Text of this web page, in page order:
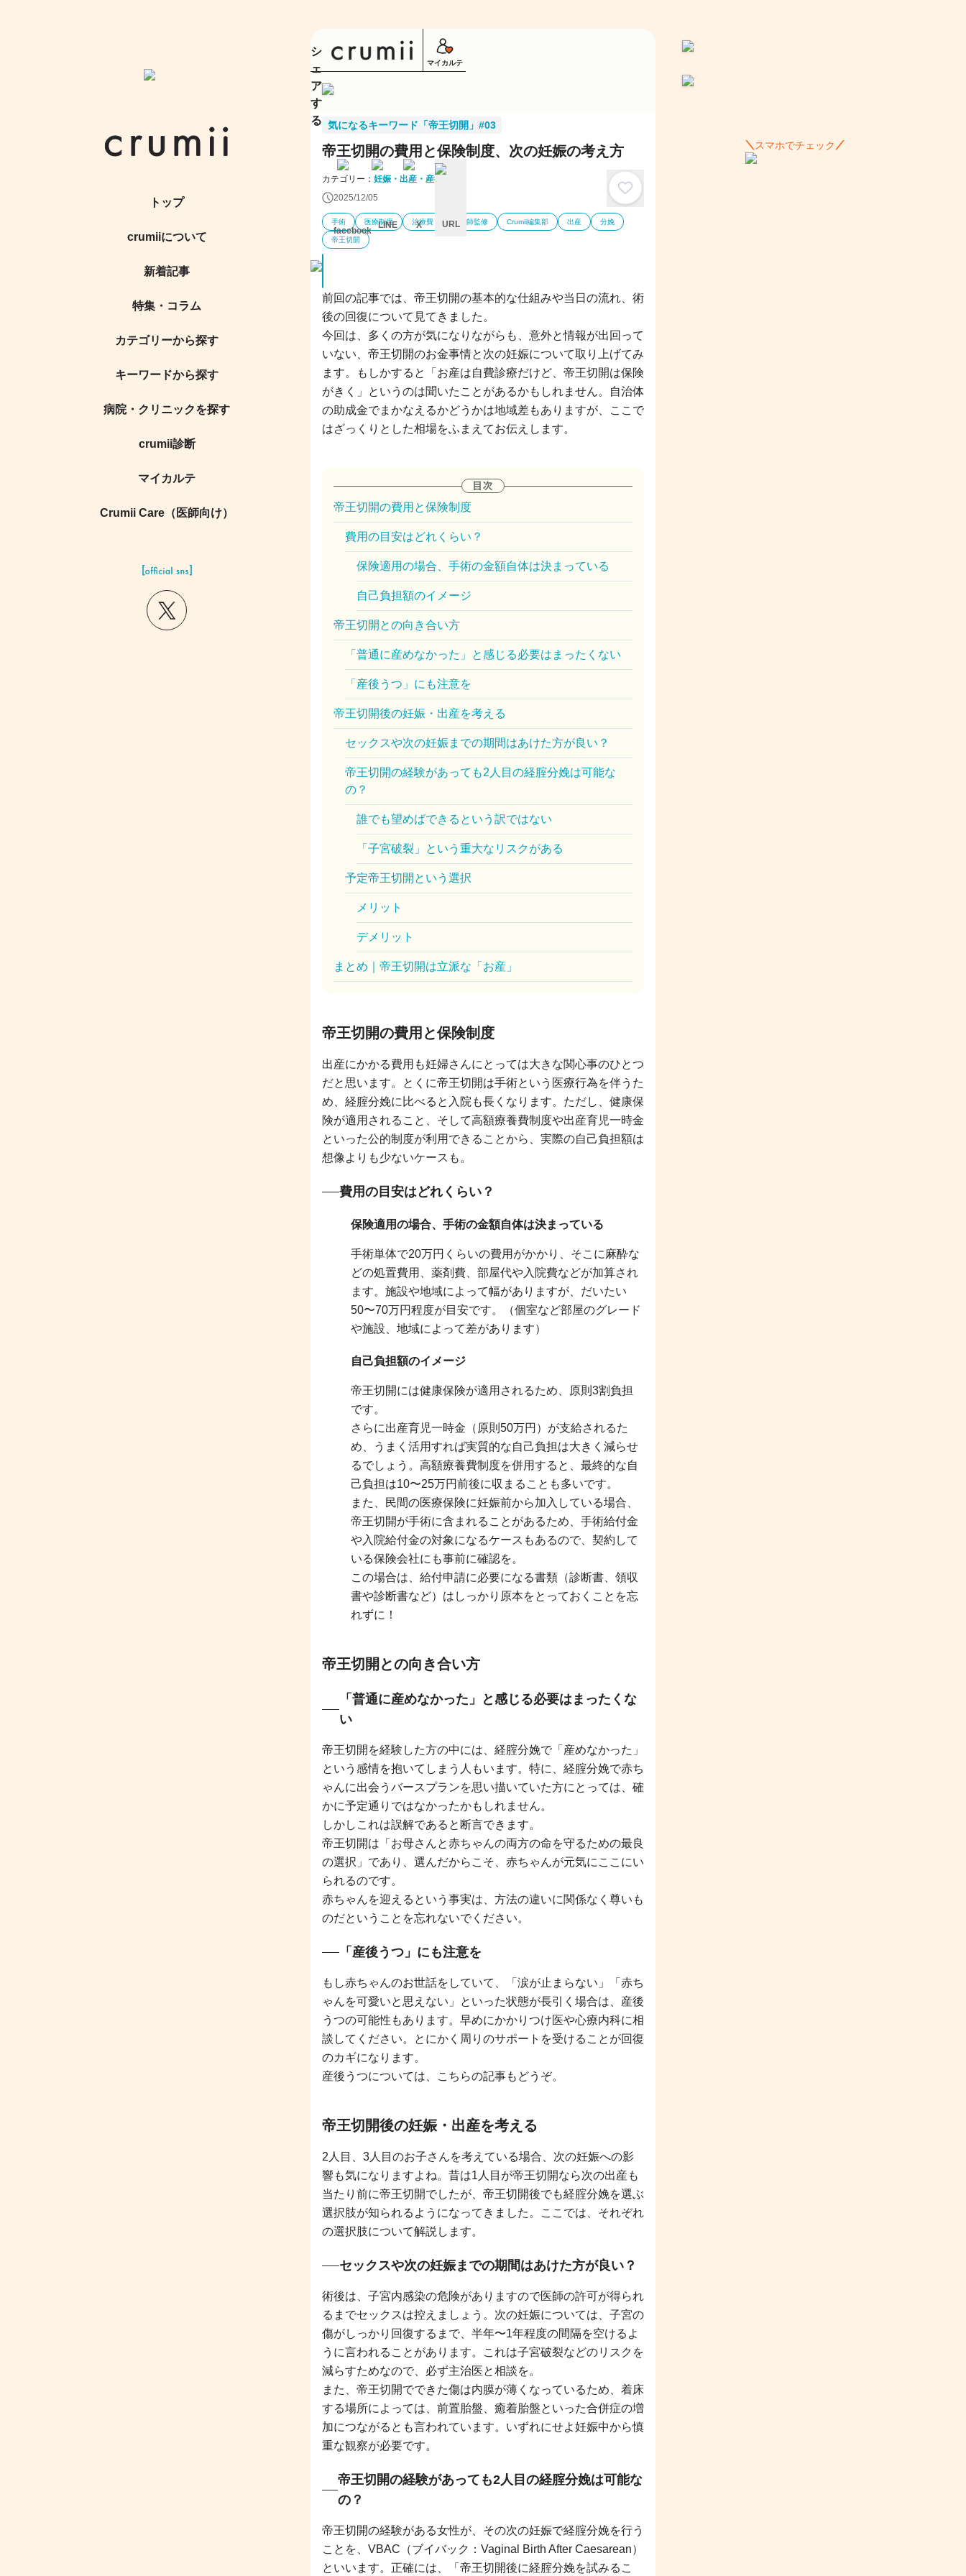
トップ
crumiiについて
新着記事
特集・コラム
カテゴリーから探す
キーワードから探す
病院・クリニックを探す
crumii診断
マイカルテ
Crumii Care（医師向け）
マイカルテ
気になるキーワード「帝王切開」#03
帝王切開の費用と保険制度、次の妊娠の考え方
カテゴリー： 妊娠・出産・産後
2025/12/05
手術 医療制度 治療費 宋医師監修 Crumii編集部 出産 分娩
帝王切開
前回の記事では、帝王切開の基本的な仕組みや当日の流れ、術
後の回復について見てきました。
今回は、多くの方が気になりながらも、意外と情報が出回って
いない、帝王切開のお金事情と次の妊娠について取り上げてみ
ます。もしかすると「お産は自費診療だけど、帝王切開は保険
がきく」というのは聞いたことがあるかもしれません。自治体
の助成金でまかなえるかどうかは地域差もありますが、ここで
はざっくりとした相場をふまえてお伝えします。
帝王切開の費用と保険制度
費用の目安はどれくらい？
保険適用の場合、手術の金額自体は決まっている
自己負担額のイメージ
帝王切開との向き合い方
「普通に産めなかった」と感じる必要はまったくない
「産後うつ」にも注意を
帝王切開後の妊娠・出産を考える
セックスや次の妊娠までの期間はあけた方が良い？
帝王切開の経験があっても2人目の経腟分娩は可能な
の？
誰でも望めばできるという訳ではない
「子宮破裂」という重大なリスクがある
予定帝王切開という選択
メリット
デメリット
まとめ｜帝王切開は立派な「お産」
帝王切開の費用と保険制度
出産にかかる費用も妊婦さんにとっては大きな関心事のひとつ
だと思います。とくに帝王切開は手術という医療行為を伴うた
め、経腟分娩に比べると入院も長くなります。ただし、健康保
険が適用されること、そして高額療養費制度や出産育児一時金
といった公的制度が利用できることから、実際の自己負担額は
想像よりも少ないケースも。
費用の目安はどれくらい？
保険適用の場合、手術の金額自体は決まっている
手術単体で20万円くらいの費用がかかり、そこに麻酔な
どの処置費用、薬剤費、部屋代や入院費などが加算され
ます。施設や地域によって幅がありますが、だいたい
50〜70万円程度が目安です。（個室など部屋のグレード
や施設、地域によって差があります）
自己負担額のイメージ
帝王切開には健康保険が適用されるため、原則3割負担
です。
さらに出産育児一時金（原則50万円）が支給されるた
め、うまく活用すれば実質的な自己負担は大きく減らせ
るでしょう。高額療養費制度を併用すると、最終的な自
己負担は10〜25万円前後に収まることも多いです。
また、民間の医療保険に妊娠前から加入している場合、
帝王切開が手術に含まれることがあるため、手術給付金
や入院給付金の対象になるケースもあるので、契約して
いる保険会社にも事前に確認を。
この場合は、給付申請に必要になる書類（診断書、領収
書や診断書など）はしっかり原本をとっておくことを忘
れずに！
帝王切開との向き合い方
「普通に産めなかった」と感じる必要はまったくな
い
帝王切開を経験した方の中には、経腟分娩で「産めなかった」
という感情を抱いてしまう人もいます。特に、経腟分娩で赤ち
ゃんに出会うバースプランを思い描いていた方にとっては、確
かに予定通りではなかったかもしれません。
しかしこれは誤解であると断言できます。
帝王切開は「お母さんと赤ちゃんの両方の命を守るための最良
の選択」であり、選んだからこそ、赤ちゃんが元気にここにい
られるのです。
赤ちゃんを迎えるという事実は、方法の違いに関係なく尊いも
のだということを忘れないでください。
「産後うつ」にも注意を
もし赤ちゃんのお世話をしていて、「涙が止まらない」「赤ち
ゃんを可愛いと思えない」といった状態が長引く場合は、産後
うつの可能性もあります。早めにかかりつけ医や心療内科に相
談してください。とにかく周りのサポートを受けることが回復
のカギになります。
産後うつについては、こちらの記事もどうぞ。
帝王切開後の妊娠・出産を考える
2人目、3人目のお子さんを考えている場合、次の妊娠への影
響も気になりますよね。昔は1人目が帝王切開なら次の出産も
当たり前に帝王切開でしたが、帝王切開後でも経腟分娩を選ぶ
選択肢が知られるようになってきました。ここでは、それぞれ
の選択肢について解説します。
セックスや次の妊娠までの期間はあけた方が良い？
術後は、子宮内感染の危険がありますので医師の許可が得られ
るまでセックスは控えましょう。次の妊娠については、子宮の
傷がしっかり回復するまで、半年〜1年程度の間隔を空けるよ
うに言われることがあります。これは子宮破裂などのリスクを
減らすためなので、必ず主治医と相談を。
また、帝王切開でできた傷は内膜が薄くなっているため、着床
する場所によっては、前置胎盤、癒着胎盤といった合併症の増
加につながるとも言われています。いずれにせよ妊娠中から慎
重な観察が必要です。
帝王切開の経験があっても2人目の経腟分娩は可能な
の？
帝王切開の経験がある女性が、その次の妊娠で経腟分娩を行う
ことを、VBAC（ブイバック：Vaginal Birth After Caesarean）
といいます。正確には、「帝王切開後に経腟分娩を試みるこ
シ
ェ
ア
す
る
facebook
LINE X URL
キ
ャ
ン
ル
スマホでチェック